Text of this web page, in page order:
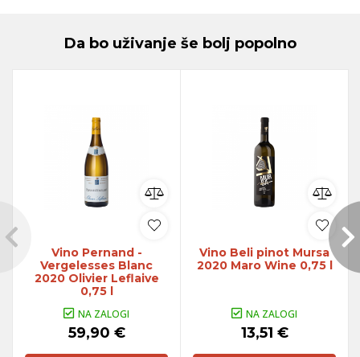
Da bo uživanje še bolj popolno
Vino Pernand -
Vergelesses Blanc
2020 Olivier Leflaive
0,75 l
NA ZALOGI
59,90 €
Vino Beli pinot Mursa
2020 Maro Wine 0,75 l
NA ZALOGI
13,51 €